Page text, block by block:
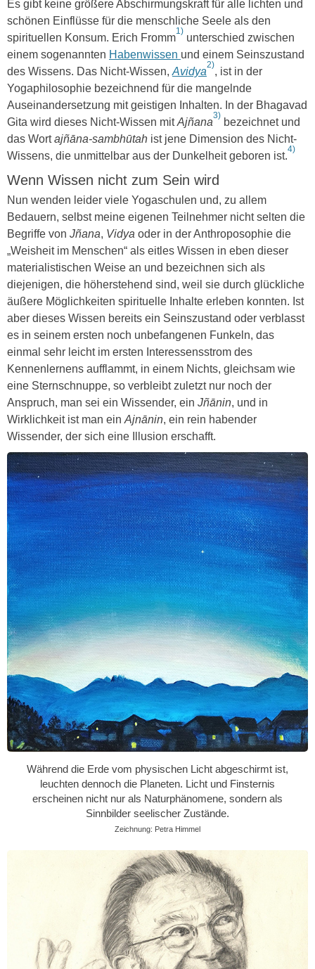
Es gibt keine größere Abschirmungskraft für alle lichten und
schönen Einflüsse für die menschliche Seele als den
spirituellen Konsum. Erich Fromm
1)
unterschied zwischen
einem sogenannten Habenwissen und einem Seinszustand
des Wissens. Das Nicht-Wissen, Avidya
2)
, ist in der
Yogaphilosophie bezeichnend für die mangelnde
Auseinandersetzung mit geistigen Inhalten. In der Bhagavad
Gita wird dieses Nicht-Wissen mitAjñana
3)
bezeichnet und
das Wortajñāna-sambhūtah ist jene Dimension des Nicht-
Wissens, die unmittelbar aus der Dunkelheit geboren ist.
4)
Wenn Wissen nicht zum Sein wird
Nun wenden leider viele Yogaschulen und, zu allem
Bedauern, selbst meine eigenen Teilnehmer nicht selten die
Begriffe von Jñana, Vidya oder in der Anthroposophie die
„Weisheit im Menschen“ als eitles Wissen in eben dieser
materialistischen Weise an und bezeichnen sich als
diejenigen, die höherstehend sind, weil sie durch glückliche
äußere Möglichkeiten spirituelle Inhalte erleben konnten. Ist
aber dieses Wissen bereits ein Seinszustand oder verblasst
es in seinem ersten noch unbefangenen Funkeln, das
einmal sehr leicht im ersten Interessensstrom des
Kennenlernens aufflammt, in einem Nichts, gleichsam wie
eine Sternschnuppe, so verbleibt zuletzt nur noch der
Anspruch, man sei ein Wissender, ein Jñānin, und in
Wirklichkeit ist man ein Ajnānin, ein rein habender
Wissender, der sich eine Illusion erschafft.
Während die Erde vom physischen Licht abgeschirmt ist,
leuchten dennoch die Planeten. Licht und Finsternis
erscheinen nicht nur als Naturphänomene, sondern als
Sinnbilder seelischer Zustände.
Zeichnung: Petra Himmel